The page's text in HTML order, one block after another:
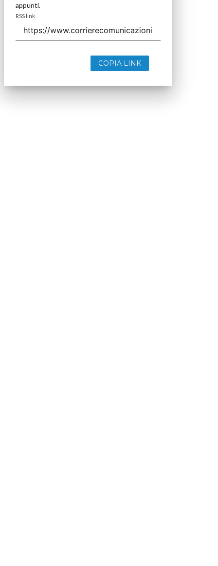
appunti.
RSS link
COPIA LINK